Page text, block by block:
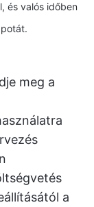
és valós időben
meg a
a